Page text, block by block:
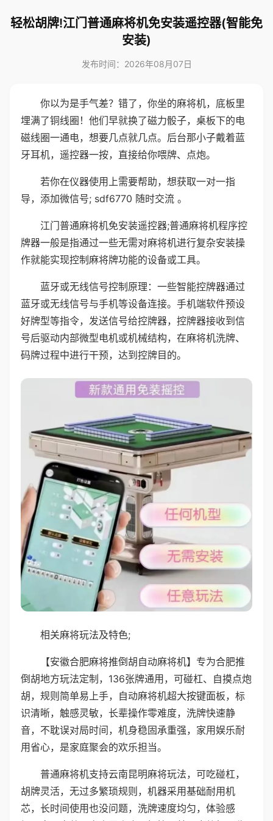
轻松胡牌!江门普通麻将机免安装遥控器(智能免
安装)
发布时间：2026年08月07日
你以为是手气差？错了，你坐的麻将机，底板里
埋满了铜线圈！他们早就换了磁力骰子，桌板下的电
磁线圈一通电，想要几点就几点。后台那小子戴着蓝
牙耳机，遥控器一按，直接给你喂牌、点炮。
若你在仪器使用上需要帮助，想获取一对一指
导，添加微信号; sdf6770 随时交流 。
江门普通麻将机免安装遥控器;普通麻将机程序控
牌器一般是指通过一些无需对麻将机进行复杂安装操
作就能实现控制麻将牌功能的设备或工具。
蓝牙或无线信号控制原理：一些智能控牌器通过
蓝牙或无线信号与手机等设备连接。手机端软件预设
好牌型等指令，发送信号给控牌器，控牌器接收到信
号后驱动内部微型电机或机械结构，在麻将机洗牌、
码牌过程中进行干预，达到控牌目的。
相关麻将玩法及特色;
【安徽合肥麻将推倒胡自动麻将机】专为合肥推
倒胡地方玩法定制，136张牌通用，可碰杠、自摸点炮
胡，规则简单易上手，自动麻将机超大按键面板，标
识清晰，触感灵敏，长辈操作零难度，洗牌快速静
音，不耽误对局时间，机身稳固承重强，家用娱乐耐
用省心，是家庭聚会的欢乐担当。
普通麻将机支持云南昆明麻将玩法，可吃碰杠，
胡牌灵活，无过多繁琐规则，机器采用基础耐用机
芯，长时间使用也没问题，洗牌速度均匀，体验感